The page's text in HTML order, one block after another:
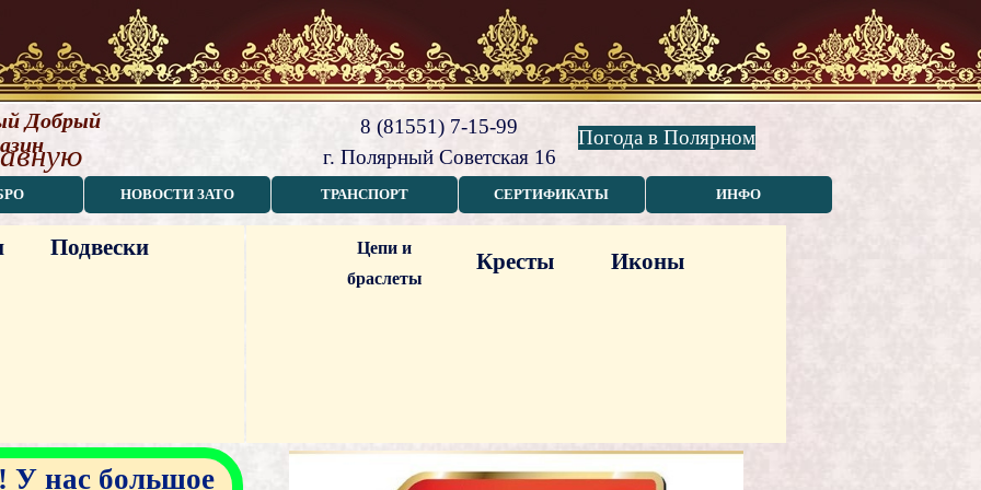
8 (81551) 7-15-99
г. Полярный Советская 16
Добрый
Погода в Полярном
НОВОСТИ ЗАТО ТРАНСПОРТ СЕРТИФИКАТЫ ИНФО
Цепи и
браслеты
Кресты Иконы
Подвески
У нас большое